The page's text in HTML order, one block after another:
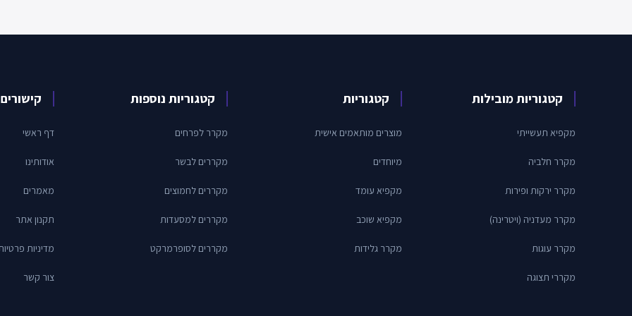
קטגוריות מובילות
מקפיא תעשייתי
מקרר חלביה
מקרר ירקות ופירות
מקרר מעדניה (ויטרינה)
מקרר עוגות
מקררי תצוגה
קטגוריות
מוצרים מותאמים אישית
מיוחדים
מקפיא עומד
מקפיא שוכב
מקרר גלידות
קטגוריות נוספות
מקרר לפרחים
מקררים לבשר
מקררים לחמוצים
מקררים למסעדות
מקררים לסופרמרקט
דף ראשי
אודותינו
מאמרים
תקנון אתר
מדיניות
צור קשר